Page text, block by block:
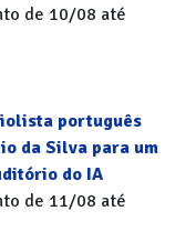
de 10/08 até
português
da Silva para um
do IA
de 11/08 até